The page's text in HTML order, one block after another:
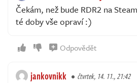
Čekám, než bude RDR2 na
té doby vše opraví :)
Odpovědět
jankovnikk čtvrtek, 14. 11., 21:42